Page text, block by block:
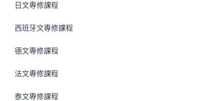
日文專修課程
西班牙文專修課程
德文專修課程
法文專修課程
泰文專修課程